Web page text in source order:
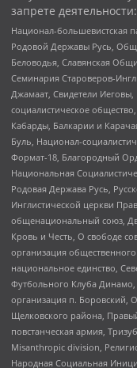
запрете деятельности:
Национал-большевистская
Родовой Державы Русь,
Беловодья, Славянская
Семинария Староверов-
Джамаат, Свидетели
социалистическое
Кабарды, Балкарии и
Буль, Национал-
Формат-18, Благородный
Национальная
Родовая Держава Русь,
Инглистической церкви
общенациональный союз,
Кровь и Честь, О свободе
организация
национальное единство,
Футбольного Клуба Динамо,
организация п. Боровский,
Щелковского района,
повстанческая армия,
Misanthropic division,
Народная Социальная